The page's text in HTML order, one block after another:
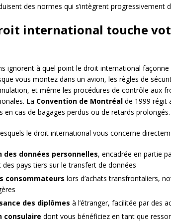
des normes qui s’intègrent progressivement
international touche
ignorent à quel point le droit international
vous montez dans un avion, les règles de
et même les procédures de contrôle aux
La Convention de Montréal de 1999 régit
en cas de bagages perdus ou de retards prolongés.
le droit international vous concerne
données personnelles, encadrée en partie
pays tiers sur le transfert de données
consommateurs lors d’achats transfrontaliers,
des diplômes à l’étranger, facilitée par des
consulaire dont vous bénéficiez en tant que